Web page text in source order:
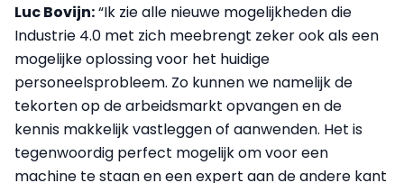
Luc Bovijn:“Ik zie alle nieuwe mogelijkheden die
Industrie 4.0 met zich meebrengt zeker ook als een
mogelijke oplossing voor het huidige
personeelsprobleem. Zo kunnen we namelijk de
tekorten op de arbeidsmarkt opvangen en de
kennis makkelijk vastleggen of aanwenden. Het is
tegenwoordig perfect mogelijk om voor een
machine te staan en een expert aan de andere kant